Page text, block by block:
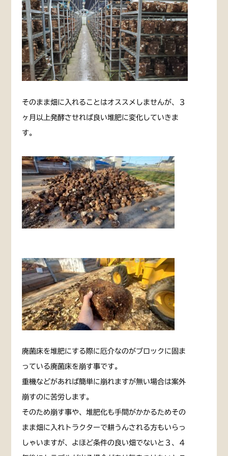
そのまま畑に入れることはオススメしませんが、３
ヶ月以上発酵させれば良い堆肥に変化していきま
す。
廃菌床を堆肥にする際に厄介なのがブロックに固ま
っている廃菌床を崩す事です。
重機などがあれば簡単に崩れますが無い場合は案外
崩すのに苦労します。
そのため崩す事や、堆肥化も手間がかかるためその
まま畑に入れトラクターで耕うんされる方もいらっ
しゃいますが、よほど条件の良い畑でないと３、４